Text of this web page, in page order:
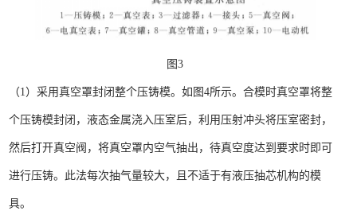
图3
（1）采用真空罩封闭整个压铸模。如图4所示。合模时真空罩将整
个压铸模封闭，液态金属浇入压室后，利用压射冲头将压室密封，
然后打开真空阀，将真空罩内空气抽出，待真空度达到要求时即可
进行压铸。此法每次抽气量较大，且不适于有液压抽芯机构的模
具。